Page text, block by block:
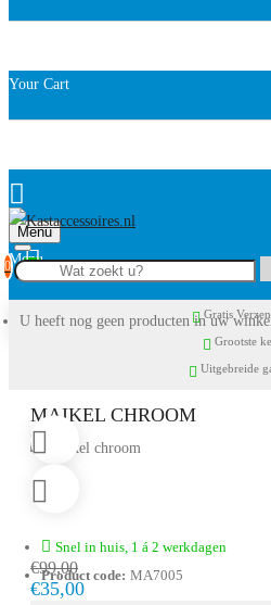
Your Cart
Menu
0
U heeft nog geen producten in uw
Gratis
Grootste
Uitgebreide
MAIKEL CHROOM
Snel in huis, 1 á 2 werkdagen
Product code: MA7005
€99,00
€35,00